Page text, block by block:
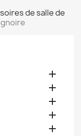
de salle de




